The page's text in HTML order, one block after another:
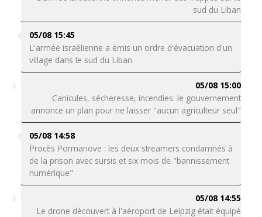
sud du Liban
05/08 15:45
L'armée israélienne a émis un ordre d'évacuation d'un
village dans le sud du Liban
05/08 15:00
Canicules, sécheresse, incendies: le gouvernement
annonce un plan pour ne laisser "aucun agriculteur seul"
05/08 14:58
Procès Pormanove : les deux streamers condamnés à
de la prison avec sursis et six mois de "bannissement
numérique"
05/08 14:55
Le drone découvert à l'aéroport de Leipzig était équipé